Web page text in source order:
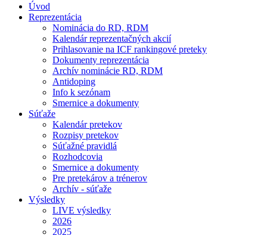
Úvod
Reprezentácia
Nominácia do RD, RDM
Kalendár reprezentačných akcií
Prihlasovanie na ICF rankingové preteky
Dokumenty reprezentácia
Archív nominácie RD, RDM
Antidoping
Info k sezónam
Smernice a dokumenty
Súťaže
Kalendár pretekov
Rozpisy pretekov
Súťažné pravidlá
Rozhodcovia
Smernice a dokumenty
Pre pretekárov a trénerov
Archív - súťaže
Výsledky
LIVE výsledky
2026
2025